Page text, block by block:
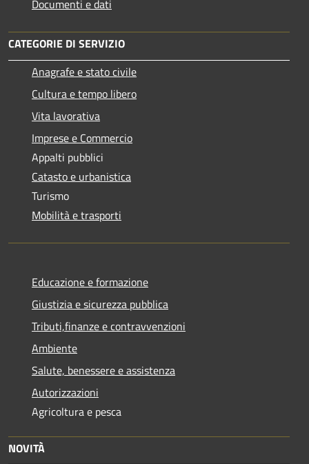
Documenti e dati
CATEGORIE DI SERVIZIO
Anagrafe e stato civile
Cultura e tempo libero
Vita lavorativa
Imprese e Commercio
Appalti pubblici
Catasto e urbanistica
Turismo
Mobilità e trasporti
Educazione e formazione
Giustizia e sicurezza pubblica
Tributi,finanze e contravvenzioni
Ambiente
Salute, benessere e assistenza
Autorizzazioni
Agricoltura e pesca
NOVITÀ